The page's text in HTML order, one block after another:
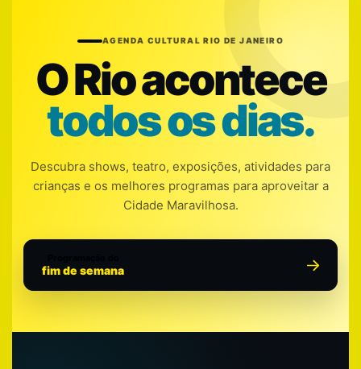
AGENDA CULTURAL RIO DE JANEIRO
O Rio acontece
todos os dias.
Descubra shows, teatro, exposições, atividades para
crianças e os melhores programas para aproveitar a
Cidade Maravilhosa.
fim de semana